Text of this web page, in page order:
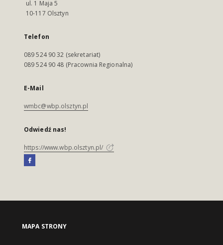
ul. 1 Maja 5
10-117 Olsztyn
Telefon
089 524 90 32 (sekretariat)
089 524 90 48 (Pracownia Regionalna)
E-Mail
wmbc@wbp.olsztyn.pl
Odwiedź nas!
https://www.wbp.olsztyn.pl/
MAPA STRONY